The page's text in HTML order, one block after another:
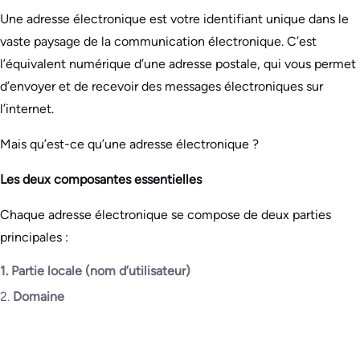
Une adresse électronique est votre identifiant unique dans le
vaste paysage de la communication électronique. C’est
l’équivalent numérique d’une adresse postale, qui vous permet
d’envoyer et de recevoir des messages électroniques sur
l’internet.
Mais qu’est-ce qu’une adresse électronique ?
Les deux composantes essentielles
Chaque adresse électronique se compose de deux parties
principales :
1. Partie locale (nom d’utilisateur)
2. Domaine